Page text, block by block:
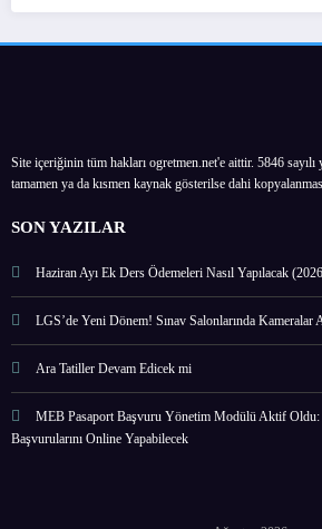
Site içeriğinin tüm hakları ogretmen.net'e aittir. 5846 sayılı
tamamen ya da kısmen kaynak gösterilse dahi
SON YAZILAR
Haziran Ayı Ek Ders Ödemeleri Nasıl Yapılacak
LGS’de Yeni Dönem! Sınav Salonlarında Kameralar
Ara Tatiller Devam Edicek mi
MEB Pasaport Başvuru Yönetim Modülü Aktif Oldu:
Başvurularını Online Yapabilecek